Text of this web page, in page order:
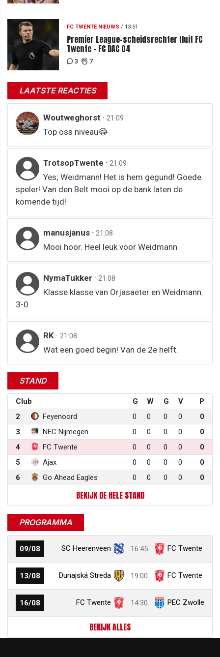
FC TWENTE NIEUWS / 13:51
Premier League-scheidsrechter fluit FC
Twente - FC DAC 04
3 7
LAATSTE REACTIES
Woutweghorst · 21:09
Top oss niveau😂
TrotsopTwente · 21:09
Yes; Weidmann! Het is hem gegund! Goede
speler! Van den Belt mooi op de bank laten de
komende tijd!
manusjanus · 21:08
Mooi hoor. Heel leuk voor Weidmann
NymaTukker · 21:08
Klasse klasse van Orjasaeter en Weidmann.
3-0
RK · 21:08
Wat een goed begin! Van de 2e helft.
STAND
Club G W G V
P
2
Feyenoord 0 0 0 0
0
3
NEC Nijmegen 0 0 0 0
0
4
FC Twente 0 0 0 0
0
5
Ajax 0 0 0 0
0
6
Go Ahead Eagles 0 0 0 0 0
BEKIJK DE HELE STAND
PROGRAMMA
09/08 SC Heerenveen 16:45 FC Twente
13/08 Dunajská Streda 19:00 FC Twente
16/08 FC Twente 14:30 PEC Zwolle
BEKIJK ALLES